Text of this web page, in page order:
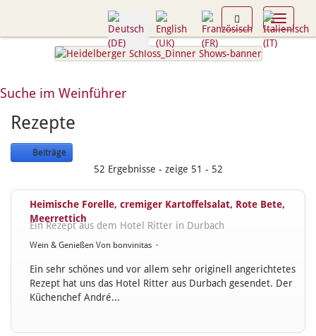
Suche im Weinführer
Rezepte
Beiträge
52 Ergebnisse - zeige 51 - 52
Heimische Forelle, cremiger Kartoffelsalat, Rote Bete,
Meerrettich
Ein Rezept aus dem Hotel Ritter in Durbach
Wein & Genießen Von bonvinitas ·
Ein sehr schönes und vor allem sehr originell angerichtetes
Rezept hat uns das Hotel Ritter aus Durbach gesendet. Der
Küchenchef André...
Toggle